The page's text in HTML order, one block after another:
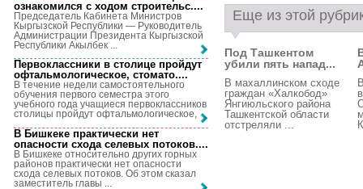
Еще из этой
Под Ташкентом
убили пять напад...
В махаллинском сходе
граждан «Халкобод»
Янгиюльского района
Ташкентской области
отстреляли ...
ознакомился с ходом строительс....
Председатель Кабинета Министров
Кыргызской Республики — Руководитель
Администрации Президента Кыргызской
Республики Акылбек ...
Первоклассники в столице пройдут
офтальмологическое, стомато....
В течение недели самостоятельного
обучения первого семестра этого
учебного года учащиеся первоклассников
столицы пройдут офтальмологическое, ...
В Бишкеке практически нет
опасности схода селевых потоков....
В Бишкеке относительно других горных
районов практически нет опасности
схода селевых потоков. Об этом сказал
заместитель главы ...